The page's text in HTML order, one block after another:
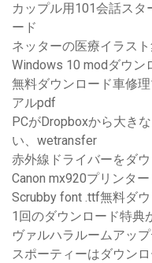
カップル用101会話スタ
ード
ネッターの医療イラス
Windows 10 modダウン
無料ダウンロード車修
アルpdf
PCがDropboxから大き
い、wetransfer
赤外線ドライバーをダ
Canon mx920プリンタ
Scrubby font .ttf無料ダ
1回のダウンロード特典
ヴァルハラルームアッ
スポーティーはダウン